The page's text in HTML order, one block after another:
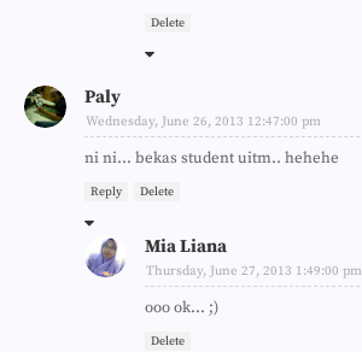
Delete
Paly
Wednesday, June 26, 2013 12:47:00 pm
ni ni... bekas student uitm.. hehehe
Reply Delete
Mia Liana
Thursday, June 27, 2013 1:49:00 pm
ooo ok... ;)
Delete